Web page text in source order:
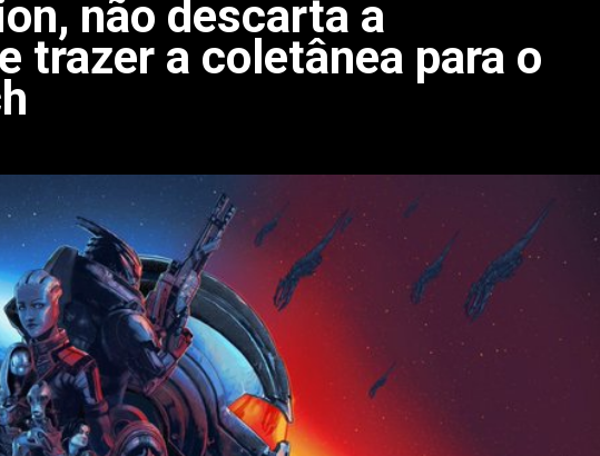
não descarta a
trazer a coletânea para o